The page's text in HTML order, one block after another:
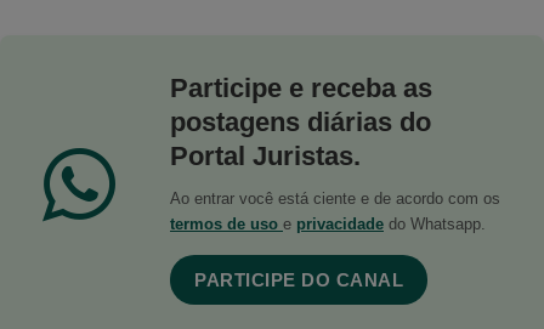
Participe e receba as
postagens diárias do
Portal Juristas.
Ao entrar você está ciente e de acordo com os
termos de uso e privacidade do Whatsapp.
PARTICIPE DO CANAL